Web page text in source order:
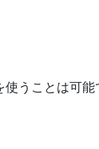
うことは可能